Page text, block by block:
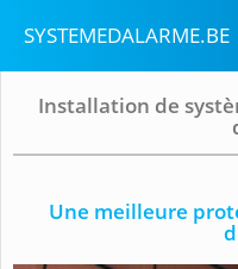
SYSTEMEDALARME.BE
Installation de
Une meilleure